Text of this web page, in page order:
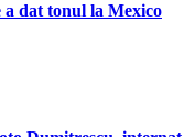
dat tonul la Mexico